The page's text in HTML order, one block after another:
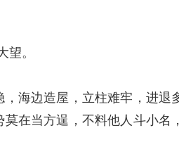
。
海边造屋，立柱难牢，进
在当方逞，不料他人斗小名